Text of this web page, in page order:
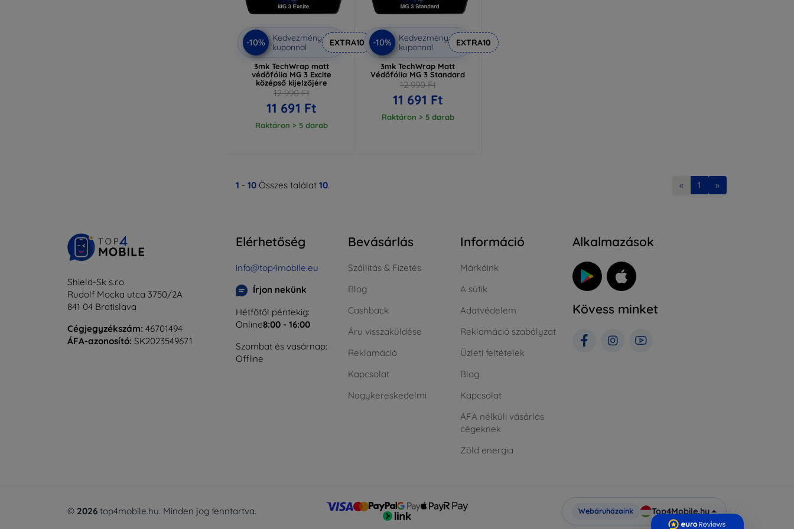
-10%
Kedvezmény
kuponnal
EXTRA10
3mk TechWrap matt
védőfólia MG 3 Excite
középső kijelzőjére
12 990 Ft
11 691 Ft
Raktáron > 5 darab
-10%
Kedvezmény
kuponnal
EXTRA10
3mk TechWrap Matt
Védőfólia MG 3 Standard
12 990 Ft
11 691 Ft
Raktáron > 5 darab
1 - 10 Összes találat 10. « 1 »
Shield-Sk s.r.o.
Rudolf Mocka utca 3750/2A
841 04 Bratislava
Cégjegyzékszám: 46701494
ÁFA-azonosító: SK2023549671
Elérhetőség
info@top4mobile.eu
Írjon nekünk
Hétfőtől péntekig:
Online8:00 - 16:00
Szombat és vasárnap:
Offline
Bevásárlás
Szállítás & Fizetés
Blog
Cashback
Áru visszaküldése
Reklamáció
Kapcsolat
Nagykereskedelmi
Információ
Márkáink
A sütik
Adatvédelem
Reklamáció szabályzat
Üzleti feltételek
Blog
Kapcsolat
ÁFA nélküli vásárlás
cégeknek
Zöld energia
Alkalmazások
Kövess minket
© 2026 top4mobile.hu. Minden jog fenntartva. Webáruházaink Top4Mobile.hu